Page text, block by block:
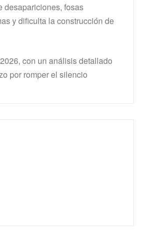
desapariciones, fosas
y dificulta la construcción de
con un análisis detallado
por romper el silencio